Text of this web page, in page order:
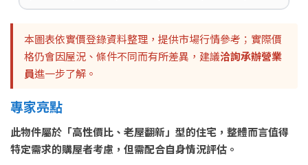
本圖表依實價登錄資料整理，提供市場行情參考；實際價
格仍會因屋況、條件不同而有所差異，建議洽詢承辦營業
員進一步了解。
專家亮點
此物件屬於「高性價比、老屋翻新」型的住宅，整體而言值得
特定需求的購屋者考慮，但需配合自身情況評估。